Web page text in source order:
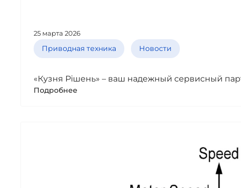
25 марта 2026
Приводная техника Новости
«Кузня Рішень» – ваш надежный сервисный
Подробнее